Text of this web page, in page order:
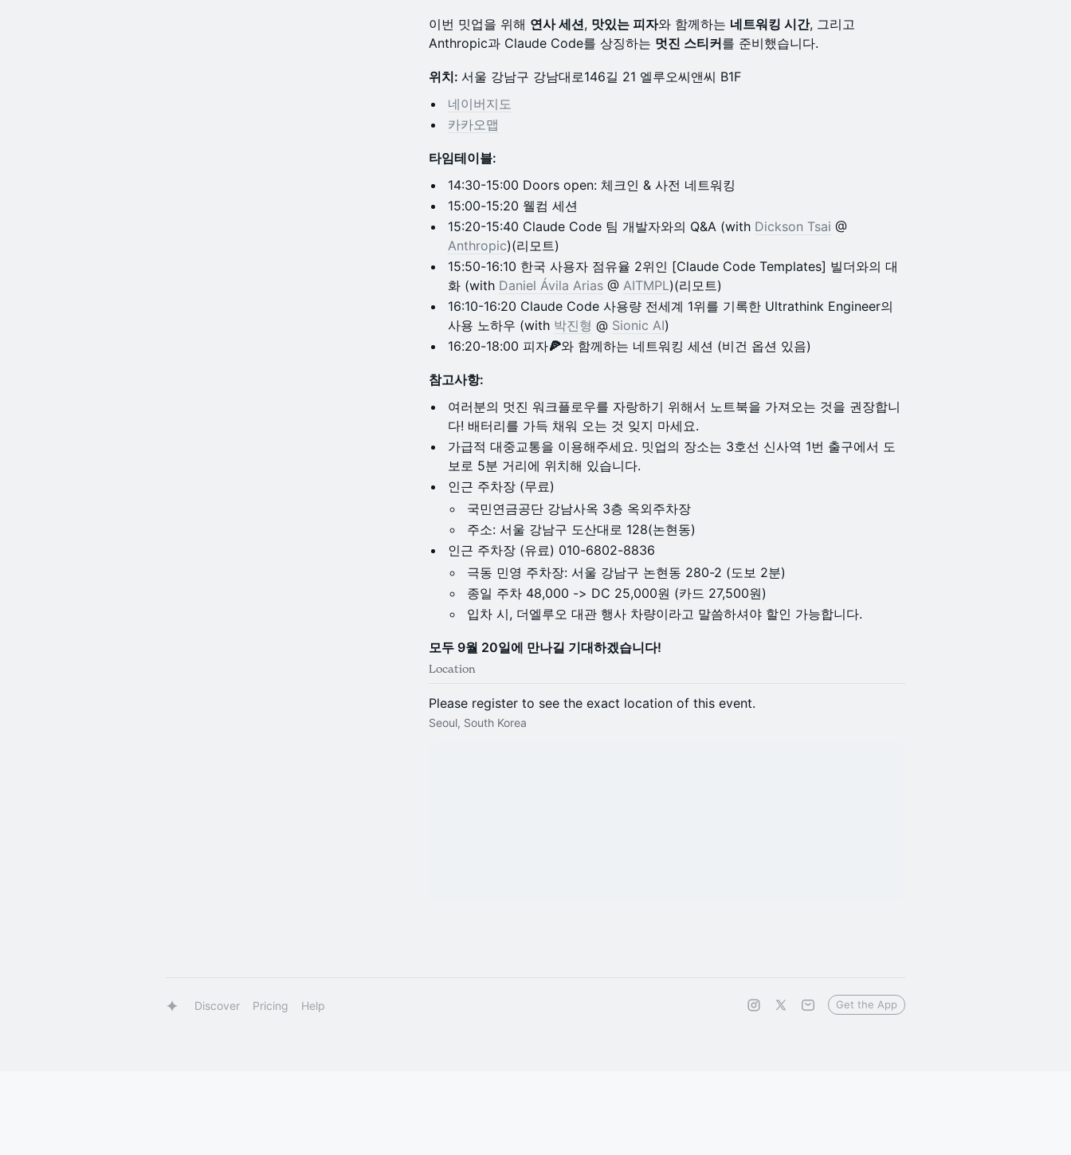
이번 밋업을 위해 연사 세션, 맛있는 피자와 함께하는 네트워킹 시간, 그리고
Anthropic과 Claude Code를 상징하는 멋진 스티커를 준비했습니다.
위치: 서울 강남구 강남대로146길 21 엘루오씨앤씨 B1F
네이버지도
카카오맵
​타임테이블:
14:30-15:00 Doors open: 체크인 & 사전 네트워킹​
15:00-15:20 웰컴 세션
​15:20-15:40 Claude Code 팀 개발자와의 Q&A (with Dickson Tsai @
Anthropic)(리모트)
​15:50-16:10 한국 사용자 점유율 2위인 [Claude Code Templates] 빌더와의 대
화 (with Daniel Ávila Arias @ AITMPL)(리모트)
16:10-16:20 Claude Code 사용량 전세계 1위를 기록한 Ultrathink Engineer의
사용 노하우 (with 박진형 @ Sionic AI)
16:20-18:00 피자🍕와 함께하는 네트워킹 세션 (비건 옵션 있음)
참고사항:
여러분의 멋진 워크플로우를 자랑하기 위해서 노트북을 가져오는 것을 권장합니
다! 배터리를 가득 채워 오는 것 잊지 마세요.
가급적 대중교통을 이용해주세요. 밋업의 장소는 3호선 신사역 1번 출구에서 도
보로 5분 거리에 위치해 있습니다.
인근 주차장 (무료)
국민연금공단 강남사옥 3층 옥외주차장
주소: 서울 강남구 도산대로 128(논현동)
인근 주차장 (유료) 010-6802-8836
극동 민영 주차장: 서울 강남구 논현동 280-2 (도보 2분)
종일 주차 48,000 -> DC 25,000원 (카드 27,500원)
입차 시, 더엘루오 대관 행사 차량이라고 말씀하셔야 할인 가능합니다.
모두 9월 20일에 만나길 기대하겠습니다!
Location
Please register to see the exact location of this event.
Seoul, South Korea
Discover Pricing Help Get the App